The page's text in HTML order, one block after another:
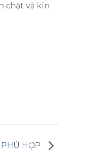
chặt và kín
PHÙ HỢP